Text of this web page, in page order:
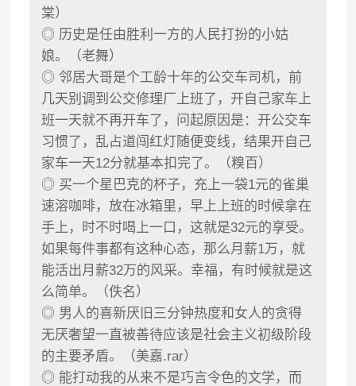
棠）
◎ 历史是任由胜利一方的人民打扮的小姑
娘。（老舞）
◎ 邻居大哥是个工龄十年的公交车司机，前
几天别调到公交修理厂上班了，开自己家车上
班一天就不再开车了，问起原因是：开公交车
习惯了，乱占道闯红灯随便变线，结果开自己
家车一天12分就基本扣完了。（糗百）
◎ 买一个星巴克的杯子，充上一袋1元的雀巢
速溶咖啡，放在冰箱里，早上上班的时候拿在
手上，时不时喝上一口，这就是32元的享受。
如果每件事都有这种心态，那么月薪1万，就
能活出月薪32万的风采。幸福，有时候就是这
么简单。（佚名）
◎ 男人的喜新厌旧三分钟热度和女人的贪得
无厌奢望一直被善待应该是社会主义初级阶段
的主要矛盾。（美嘉.rar）
◎ 能打动我的从来不是巧言令色的文学，而